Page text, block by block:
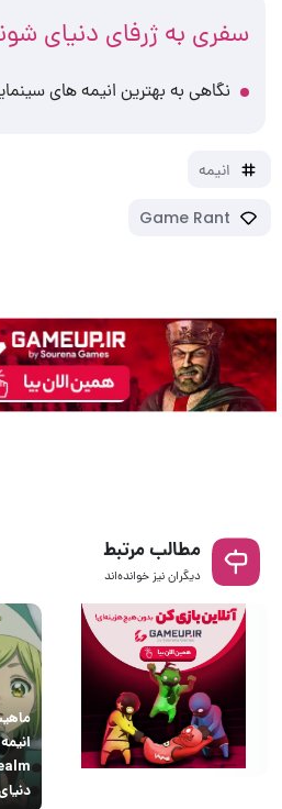
سفری به ژرفای دنیای
نگاهی به بهترین انیمه های
انیمه
Game Rant
مطالب مرتبط
دیگران نیز خوانده‌اند